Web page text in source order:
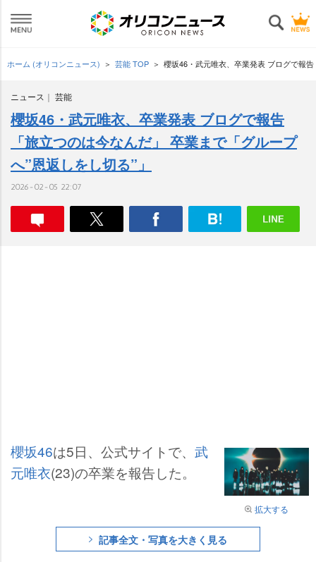
ホーム (オリコンニュース) 芸能 TOP 櫻坂46・武元唯衣、卒業発表 ブログで報
ニュース 芸能
櫻坂46・武元唯衣、卒業発表 ブログで報告
「旅立つのは今なんだ」 卒業まで「グループ
へ”恩返しをし切る”」
2026-02-05 22:07
拡大する
櫻坂46は5日、公式サイトで、 武
元唯衣(23)の卒業を報告した。
記事全文・写真を大きく見る